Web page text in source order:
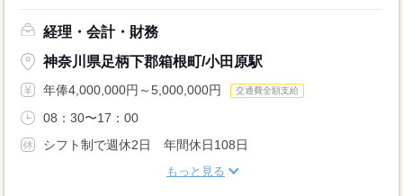
経理・会計・財務
神奈川県足柄下郡箱根町/小田原駅
年俸4,000,000円～5,000,000円 交通費全額支給
08：30〜17：00
シフト制で週休2日 年間休日108日
もっと見る